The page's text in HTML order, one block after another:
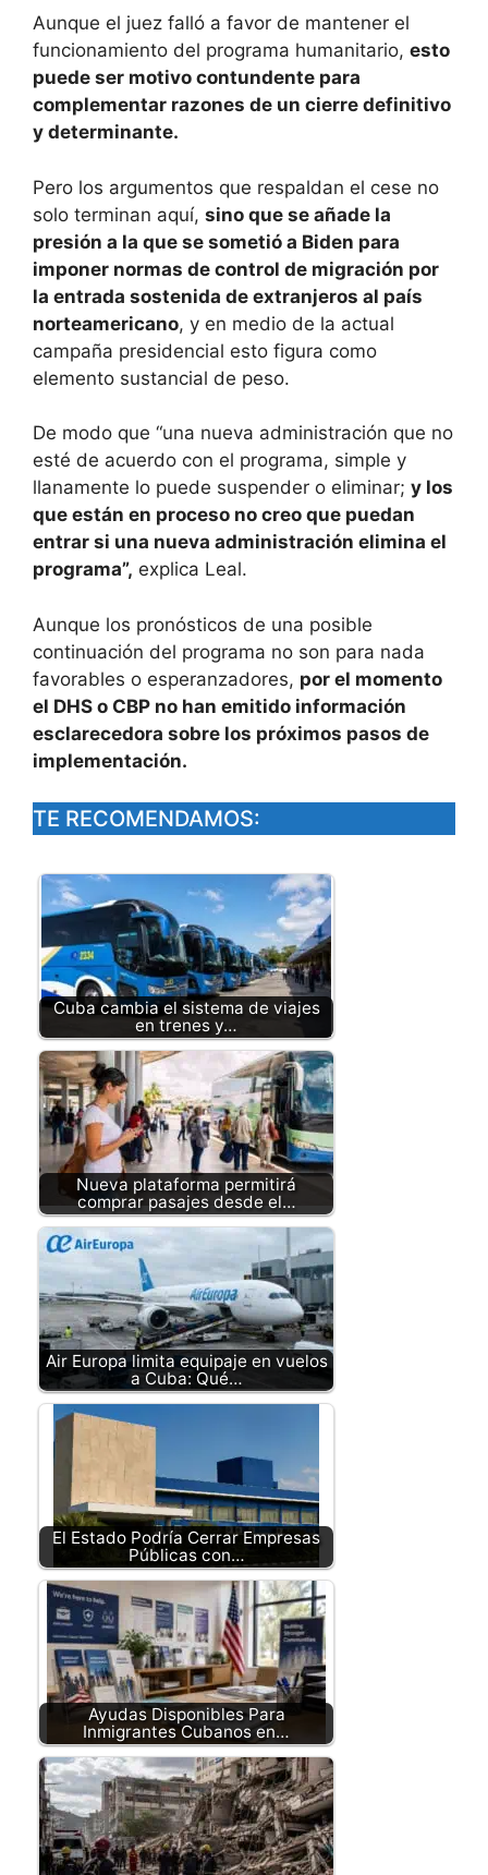
Aunque el juez falló a favor de mantener el
funcionamiento del programa humanitario, esto
puede ser motivo contundente para
complementar razones de un cierre definitivo
y determinante.
Pero los argumentos que respaldan el cese no
solo terminan aquí, sino que se añade la
presión a la que se sometió a Biden para
imponer normas de control de migración por
la entrada sostenida de extranjeros al país
norteamericano, y en medio de la actual
campaña presidencial esto figura como
elemento sustancial de peso.
De modo que “una nueva administración que no
esté de acuerdo con el programa, simple y
llanamente lo puede suspender o eliminar; y los
que están en proceso no creo que puedan
entrar si una nueva administración elimina el
programa”, explica Leal.
Aunque los pronósticos de una posible
continuación del programa no son para nada
favorables o esperanzadores, por el momento
el DHS o CBP no han emitido información
esclarecedora sobre los próximos pasos de
implementación.
TE RECOMENDAMOS:
Cuba cambia el sistema de viajes
en trenes y…
Nueva plataforma permitirá
comprar pasajes desde el…
Air Europa limita equipaje en vuelos
a Cuba: Qué…
El Estado Podría Cerrar Empresas
Públicas con…
Ayudas Disponibles Para
Inmigrantes Cubanos en…